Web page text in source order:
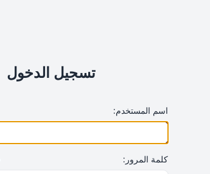
تسجيل الدخول
اسم المستخدم:
كلمة المرور: